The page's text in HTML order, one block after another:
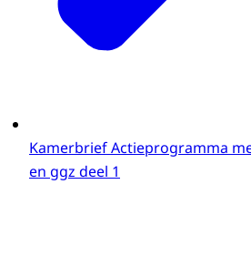
Kamerbrief Actieprogramma
en ggz deel 1